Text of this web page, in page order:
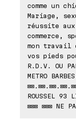
comme un
Mariage,
réussite aux
commerce,
mon travail
vos pieds
R.D.V. OU
METRO
ROUSSEL 93
⊠⊠⊠ ⊠⊠⊠ NE